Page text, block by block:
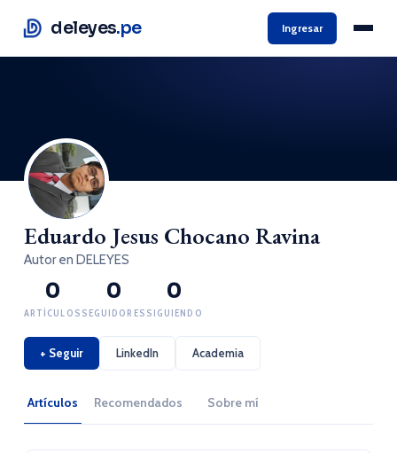
deleyes.pe Ingresar
Eduardo Jesus Chocano Ravina
Autor en DELEYES
0
ARTÍCULOS
0
SEGUIDORES
0
SIGUIENDO
+ Seguir LinkedIn Academia
Artículos Recomendados Sobre mí